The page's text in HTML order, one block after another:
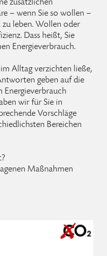
zusätzlichen
– wenn Sie so wollen –
leben. Wollen oder
Dass heißt, Sie
Energieverbrauch.
Alltag verzichten ließe,
geben auf die
Energieverbrauch
wir für Sie in
Vorschläge
Bereichen
Maßnahmen